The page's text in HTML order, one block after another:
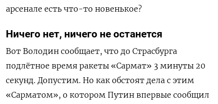
арсенале есть что-то новенькое?
Ничего нет, ничего не останется
Вот Володин сообщает, что до Страсбурга
подлётное время ракеты «Сармат» 3 минуты 20
секунд. Допустим. Но как обстоят дела с этим
«Сарматом», о котором Путин впервые сообщил